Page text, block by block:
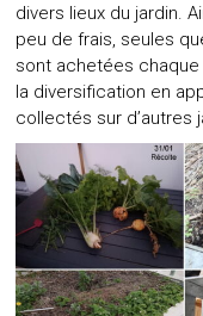
divers lieux du jardin.
peu de frais, seules
sont achetées chaque
la diversification en
collectés sur d’autres